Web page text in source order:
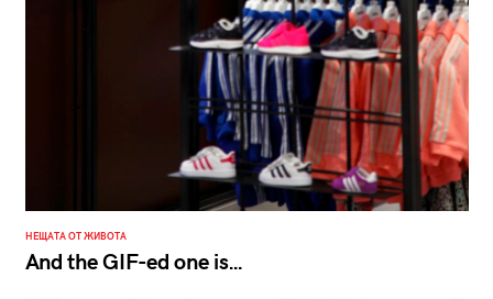
НЕЩАТА ОТ ЖИВОТА
And the GIF-ed one is…